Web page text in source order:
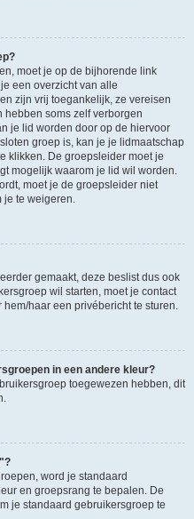
moet je op de bijhorende link
een overzicht van alle
zijn vrij toegankelijk, ze vereisen
soms zelf verborgen
je lid worden door op de hiervoor
groep is, kan je je lidmaatschap
klikken. De groepsleider moet je
mogelijk waarom je lid wil worden.
moet je de groepsleider niet
te weigeren.
gemaakt, deze beslist dus ook
wil starten, moet je contact
haar een privébericht te sturen.
in een andere kleur?
toegewezen hebben, dit
word je standaard
en groepsrang te bepalen. De
je standaard gebruikersgroep te